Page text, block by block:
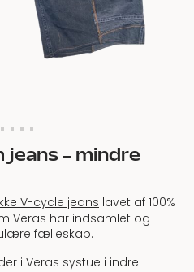
jeans – mindre
V-cycle jeans lavet af 100%
Veras har indsamlet og
fælleskab.
i Veras systue i indre